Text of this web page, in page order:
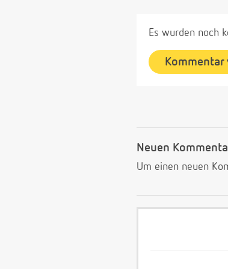
Es wurden noch
Kommentar
Neuen
Um einen neuen